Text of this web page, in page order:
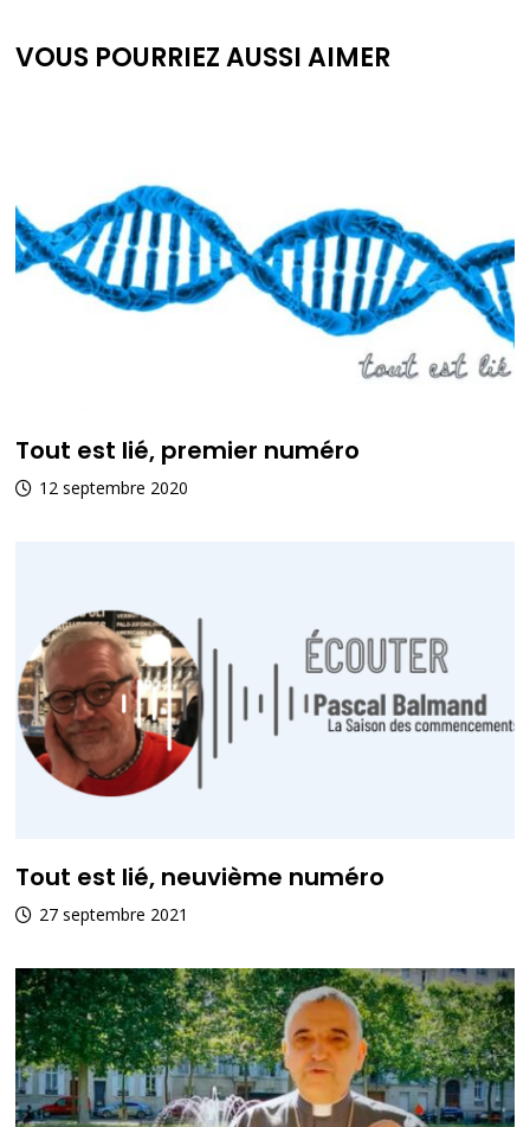
VOUS POURRIEZ AUSSI AIMER
Tout est lié, premier numéro
12 septembre 2020
Tout est lié, neuvième numéro
27 septembre 2021